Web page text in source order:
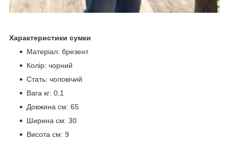
Характеристики сумки
Матеріал: брезент
Колір: чорний
Стать: чоловічий
Вага кг: 0,1
Довжина см: 65
Ширина см: 30
Висота см: 9